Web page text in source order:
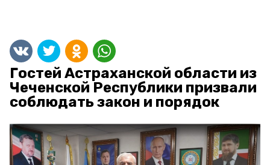
Гостей Астраханской области из
Чеченской Республики призвали
соблюдать закон и порядок